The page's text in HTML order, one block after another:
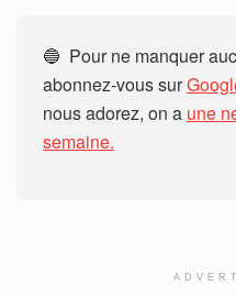
🔵 Pour ne manquer
abonnez-vous sur
nous adorez, on a une
semaine.